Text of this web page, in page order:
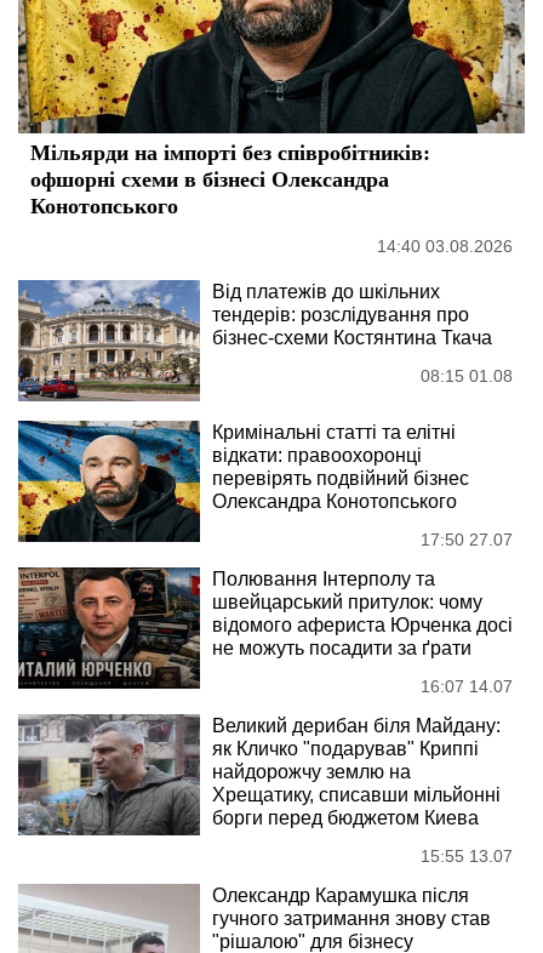
Мільярди на імпорті без співробітників:
офшорні схеми в бізнесі Олександра
Конотопського
14:40 03.08.2026
Від платежів до шкільних
тендерів: розслідування про
бізнес-схеми Костянтина Ткача
08:15 01.08
Кримінальні статті та елітні
відкати: правоохоронці
перевірять подвійний бізнес
Олександра Конотопського
17:50 27.07
Полювання Інтерполу та
швейцарський притулок: чому
відомого афериста Юрченка досі
не можуть посадити за ґрати
16:07 14.07
Великий дерибан біля Майдану:
як Кличко "подарував" Криппі
найдорожчу землю на
Хрещатику, списавши мільйонні
борги перед бюджетом Киева
15:55 13.07
Олександр Карамушка після
гучного затримання знову став
"рішалою" для бізнесу